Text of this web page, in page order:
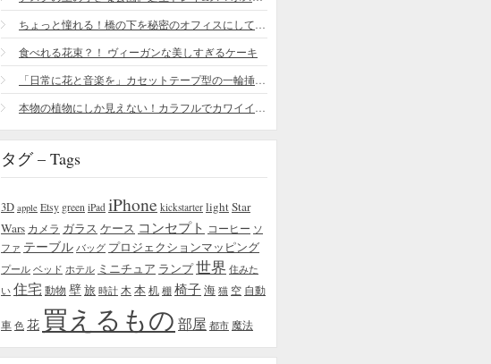
食べれる花束？！ ヴィーガンな美しすぎるケーキ
タグ – Tags
3D apple Etsy green iPad iPhone kickstarter lightStar
Wars カメラ ガラス ケース コンセプト コーヒー ソ
ファ テーブル バッグ プロジェクションマッピング
プール ベッド ホテル ミニチュア ランプ世界 住みた
い 住宅 動物 壁旅 時計 木 本机 棚 椅子海 猫 空 自動
車 色 花 買えるもの 部屋 都市 魔法